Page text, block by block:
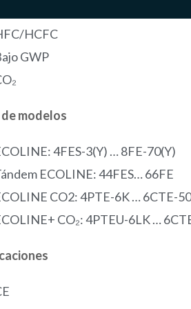
HCFC
GWP
modelos
4FES-3(Y) … 8FE-70(Y)
ECOLINE: 44FES… 66FE
CO2: 4PTE-6K … 6CTE-
CO₂: 4PTEU-6LK …